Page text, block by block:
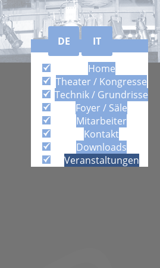
DE IT
Home
Theater / Kongresse
Technik / Grundrisse
Foyer / Säle
Mitarbeiter
Kontakt
Downloads
Veranstaltungen